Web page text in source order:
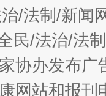
/法制/新闻
民/法治/法
协办发布
网站和报